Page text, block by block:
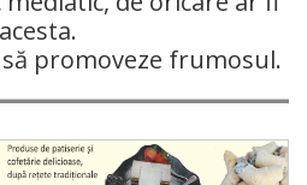
acesta.
promoveze frumosul.